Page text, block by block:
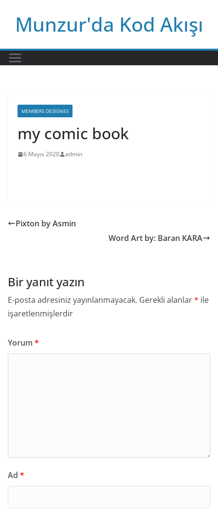
contentMunzur'da Kod Akışı
MEMBERS DESIGNES
my comic book
6 Mayıs 2020 admin
Pixton by Asmin
Word Art by: Baran KARA
Bir yanıt yazın
E-posta adresiniz yayınlanmayacak. Gerekli alanlar* ile
işaretlenmişlerdir
Yorum *
Ad *